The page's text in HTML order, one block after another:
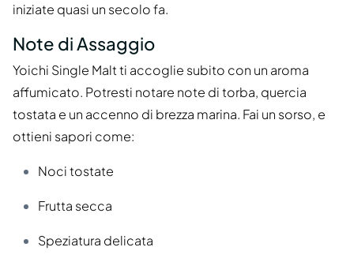
iniziate quasi un secolo fa.
Note di Assaggio
Yoichi Single Malt ti accoglie subito con un aroma
affumicato. Potresti notare note di torba, quercia
tostata e un accenno di brezza marina. Fai un sorso, e
ottieni sapori come:
Noci tostate
Frutta secca
Speziatura delicata